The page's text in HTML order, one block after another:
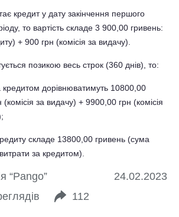
кредит у дату закінчення першого
то вартість складе 3 900,00 гривень:
+ 900 грн (комісія за видачу).
позикою весь строк (360 днів), то:
кредитом дорівнюватимуть 10800,00
за видачу) + 9900,00 грн (комісія
складе 13800,00 гривень (сума
за кредитом).
“Pango”
24.02.2023
112